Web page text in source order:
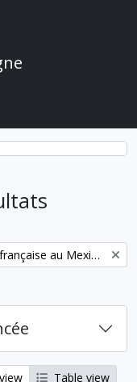
Mission archéologique et ethnologique française au Mexique
Table view